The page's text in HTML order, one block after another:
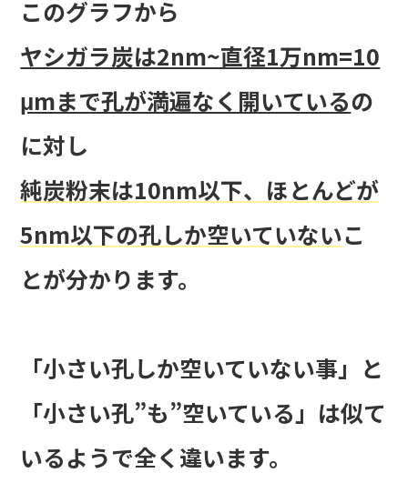
このグラフから
ヤシガラ炭は2nm~直径1万nm=10
μmまで孔が満遍なく開いているの
に対し
純炭粉末は10nm以下、ほとんどが
5nm以下の孔しか空いていないこ
とが分かります。
「小さい孔しか空いていない事」と
「小さい孔”も”空いている」は似て
いるようで全く違います。